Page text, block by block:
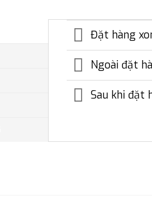
Đặt hàng
Ngoài đặt
Sau khi đặt